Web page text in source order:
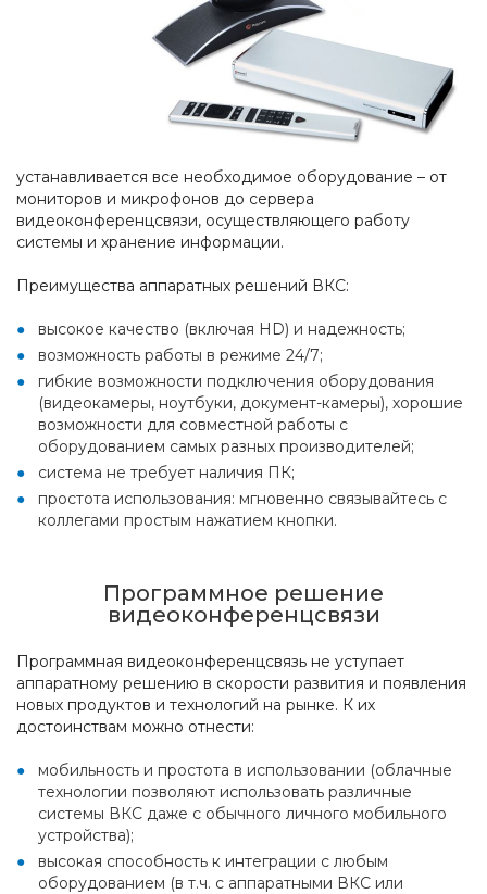
устанавливается все необходимое оборудование – от
мониторов и микрофонов до сервера
видеоконференцсвязи, осуществляющего работу
системы и хранение информации.
Преимущества аппаратных решений ВКС:
высокое качество (включая HD) и надежность;
возможность работы в режиме 24/7;
гибкие возможности подключения оборудования
(видеокамеры, ноутбуки, документ-камеры), хорошие
возможности для совместной работы с
оборудованием самых разных производителей;
система не требует наличия ПК;
простота использования: мгновенно связывайтесь с
коллегами простым нажатием кнопки.
Программное решение
видеоконференцсвязи
Программная видеоконференцсвязь не уступает
аппаратному решению в скорости развития и появления
новых продуктов и технологий на рынке. К их
достоинствам можно отнести:
мобильность и простота в использовании (облачные
технологии позволяют использовать различные
системы ВКС даже с обычного личного мобильного
устройства);
высокая способность к интеграции с любым
оборудованием (в т.ч. с аппаратными ВКС или